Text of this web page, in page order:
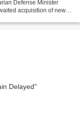
Defense Minister
acquisition of new